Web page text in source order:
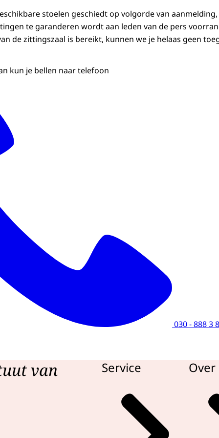
stoelen geschiedt op volgorde van
te garanderen wordt aan leden van de pers
de zittingszaal is bereikt, kunnen we je helaas geen
kun je bellen naar telefoon
030 - 888 3
van Service